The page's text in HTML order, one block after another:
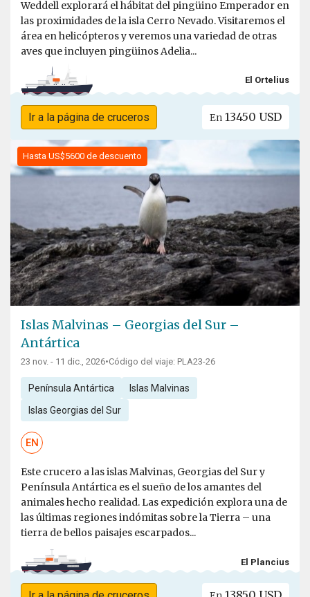
Weddell explorará el hábitat del pingüino Emperador en
las proximidades de la isla Cerro Nevado. Visitaremos el
área en helicópteros y veremos una variedad de otras
aves que incluyen pingüinos Adelia...
El Ortelius
Ir a la página de cruceros En 13450 USD
Hasta US$5600 de descuento
Islas Malvinas – Georgias del Sur –
Antártica
23 nov. - 11 dic., 2026•Código del viaje: PLA23-26
Península Antártica Islas Malvinas
Islas Georgias del Sur
EN
Este crucero a las islas Malvinas, Georgias del Sur y
Península Antártica es el sueño de los amantes del
animales hecho realidad. Las expedición explora una de
las últimas regiones indómitas sobre la Tierra – una
tierra de bellos paisajes escarpados...
El Plancius